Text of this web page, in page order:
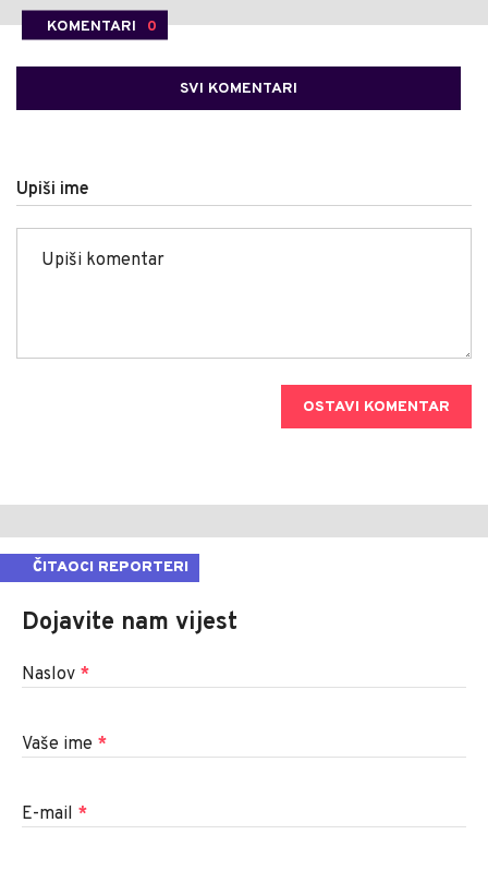
KOMENTARI 0
SVI KOMENTARI
Upiši ime
OSTAVI KOMENTAR
ČITAOCI REPORTERI
Dojavite nam vijest
Naslov *
Vaše ime *
E-mail *